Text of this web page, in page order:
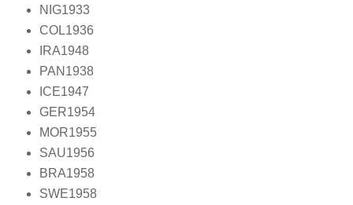
NIG1933
COL1936
IRA1948
PAN1938
ICE1947
GER1954
MOR1955
SAU1956
BRA1958
SWE1958